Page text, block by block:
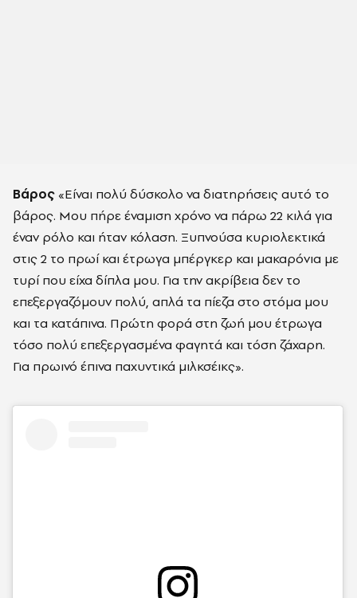
Βάρος «Είναι πολύ δύσκολο να διατηρήσεις αυτό το
βάρος. Μου πήρε έναμιση χρόνο να πάρω 22 κιλά για
έναν ρόλο και ήταν κόλαση. Ξυπνούσα κυριολεκτικά
στις 2 το πρωί και έτρωγα μπέργκερ και μακαρόνια με
τυρί που είχα δίπλα μου. Για την ακρίβεια δεν το
επεξεργαζόμουν πολύ, απλά τα πίεζα στο στόμα μου
και τα κατάπινα. Πρώτη φορά στη ζωή μου έτρωγα
τόσο πολύ επεξεργασμένα φαγητά και τόση ζάχαρη.
Για πρωινό έπινα παχυντικά μιλκσέικς».